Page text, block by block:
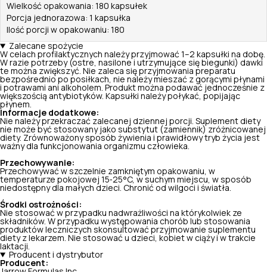
Wielkość opakowania: 180 kapsułek
Porcja jednorazowa: 1 kapsułka
Ilość porcji w opakowaniu: 180
Zalecane spożycie
W celach profilaktycznych należy przyjmować 1–2 kapsułki na dobę.
W razie potrzeby (ostre, nasilone i utrzymujące się biegunki) dawki
te można zwiększyć. Nie zaleca się przyjmowania preparatu
bezpośrednio po posiłkach, nie należy mieszać z gorącymi płynami
i potrawami ani alkoholem. Produkt można podawać jednocześnie z
większością antybiotyków. Kapsułki należy połykać, popijając
płynem.
Informacje dodatkowe:
Nie należy przekraczać zalecanej dziennej porcji. Suplement diety
nie może być stosowany jako substytut (zamiennik) zróżnicowanej
diety. Zrównoważony sposób żywienia i prawidłowy tryb życia jest
ważny dla funkcjonowania organizmu człowieka.
Przechowywanie:
Przechowywać w szczelnie zamkniętym opakowaniu, w
temperaturze pokojowej 15‑25°C, w suchym miejscu, w sposób
niedostępny dla małych dzieci. Chronić od wilgoci i światła.
Środki ostrożności:
Nie stosować w przypadku nadwrażliwości na którykolwiek ze
składników. W przypadku występowania chorób lub stosowania
produktów leczniczych skonsultować przyjmowanie suplementu
diety z lekarzem. Nie stosować u dzieci, kobiet w ciąży i w trakcie
laktacji.
Producent i dystrybutor
Producent: